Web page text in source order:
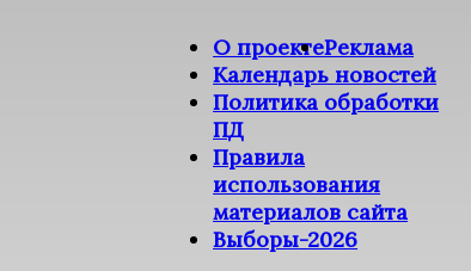
О проектеРеклама
Календарь новостей
Политика обработки
ПД
Правила
использования
материалов сайта
Выборы-2026